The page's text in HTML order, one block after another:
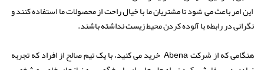
این امر باعث می شود تا مشتریان ما با خیال راحت از محصولات ما استفاده کنند و
نگرانی در رابطه با آلوده کردن محیط زیست نداشته باشند.
هنگامی که از شرکت Abena خرید می کنید، با یک تیم صالح از افراد که تجربه